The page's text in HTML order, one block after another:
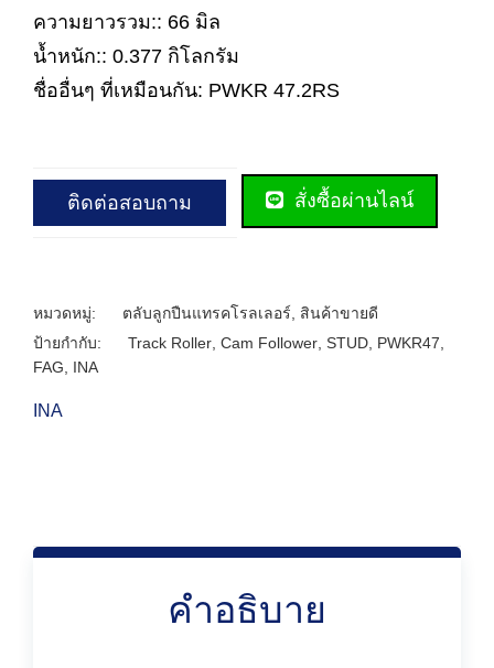
ความยาวรวม:: 66 มิล
น้ำหนัก:: 0.377 กิโลกรัม
ชื่ออื่นๆ ที่เหมือนกัน: PWKR 47.2RS
ติดต่อสอบถาม สั่งซื้อผ่านไลน์
หมวดหมู่: ตลับลูกปืนแทรคโรลเลอร์
สินค้าขายดี
ป้ายกำกับ:
Track Roller Cam Follower STUD PWKR47
FAG
INA
INA
คำอธิบาย